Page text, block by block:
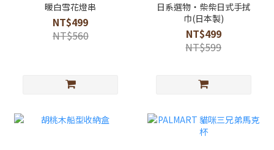
暖白雪花燈串
NT$499
NT$560
日系選物・柴柴日式手拭
巾(日本製)
NT$499
NT$599